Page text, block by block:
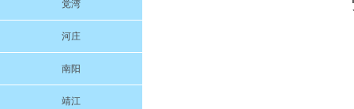
党湾
河庄
南阳
靖江